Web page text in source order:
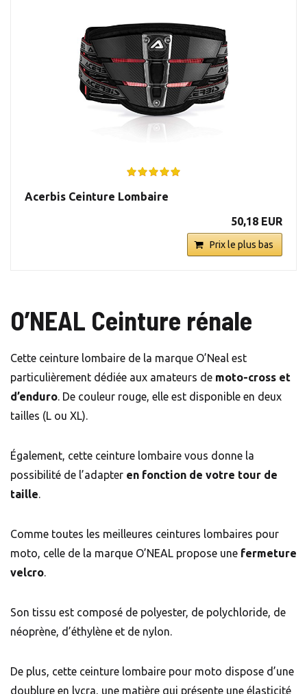
Acerbis Ceinture Lombaire
50,18 EUR
Prix le plus bas
O’NEAL Ceinture rénale
Cette ceinture lombaire de la marque O’Neal est
particulièrement dédiée aux amateurs de moto-cross et
d’enduro. De couleur rouge, elle est disponible en deux
tailles (L ou XL).
Également, cette ceinture lombaire vous donne la
possibilité de l’adapter en fonction de votre tour de
taille.
Comme toutes les meilleures ceintures lombaires pour
moto, celle de la marque O’NEAL propose une fermeture
velcro.
Son tissu est composé de polyester, de polychloride, de
néoprène, d’éthylène et de nylon.
De plus, cette ceinture lombaire pour moto dispose d’une
doublure en lycra, une matière qui présente une élasticité